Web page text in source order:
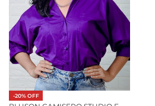
-20% OFF